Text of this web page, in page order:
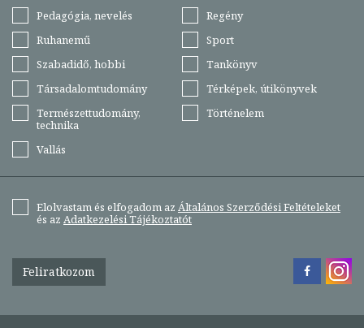
Pedagógia, nevelés
Regény
Ruhanemű
Sport
Szabadidő, hobbi
Tankönyv
Társadalomtudomány
Térképek, útikönyvek
Természettudomány,
technika
Történelem
Vallás
Elolvastam és elfogadom az Általános Szerződési Feltételeket
és az Adatkezelési Tájékoztatót
Feliratkozom